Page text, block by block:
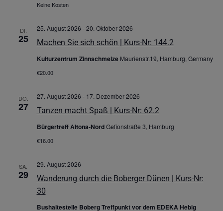
Keine Kosten
DI.
25 Machen Sie sich schön | Kurs-Nr: 144.2
25. August 2026 -20. Oktober 2026
Kulturzentrum Zinnschmelze Maurienstr.19, Hamburg, Germany
€20.00
DO.
27 Tanzen macht Spaß | Kurs-Nr: 62.2
27. August 2026 - 17. Dezember 2026
Bürgertreff Altona-NordGefionstraße 3, Hamburg
€16.00
SA.
29
Wanderung durch die Boberger Dünen | Kurs-Nr:
30
29. August 2026
Bushaltestelle Boberg Treffpunkt vor dem EDEKA Hebig